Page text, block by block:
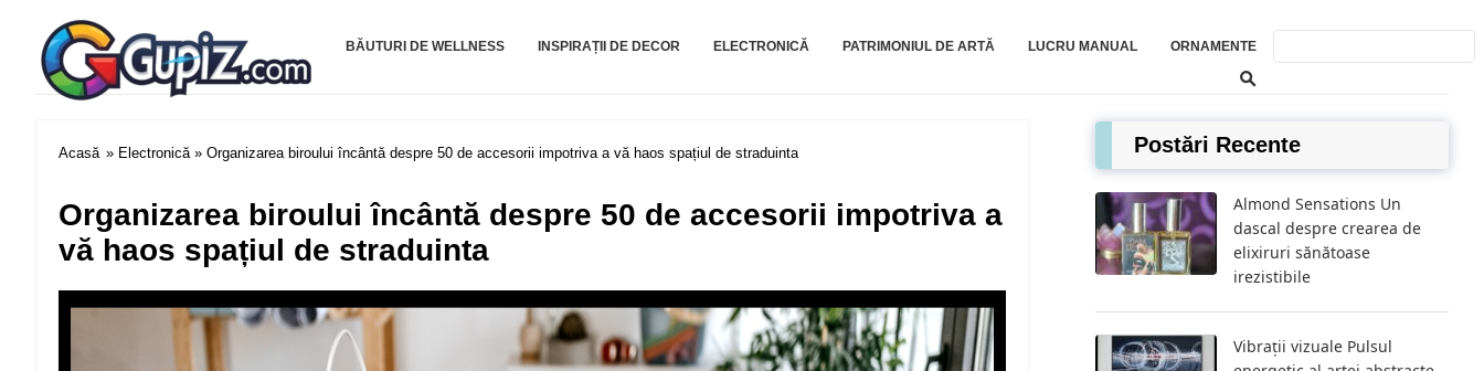
Gupiz.com
BĂUTURI DE WELLNESS INSPIRAȚII DE DECOR ELECTRONICĂ PATRIMONIUL DE ARTĂ LUCRU MANUAL ORNAMENTE
Acasă » Electronică» Organizarea biroului încântă despre 50 de accesorii impotriva a vă haos spațiul de straduinta
Organizarea biroului încântă despre 50 de accesorii impotriva a
vă haos spațiul de straduinta
Postări Recente
Almond Sensations Un
dascal despre crearea de
elixiruri sănătoase
irezistibile
Vibrații vizuale Pulsul